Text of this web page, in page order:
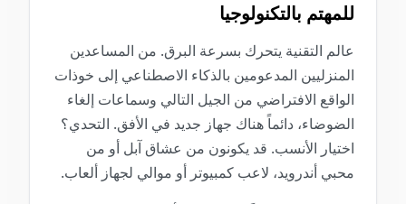
للمهتم بالتكنولوجيا
عالم التقنية يتحرك بسرعة البرق. من المساعدين
المنزليين المدعومين بالذكاء الاصطناعي إلى خوذات
الواقع الافتراضي من الجيل التالي وسماعات إلغاء
الضوضاء، دائماً هناك جهاز جديد في الأفق. التحدي؟
اختيار الأنسب. قد يكونون من عشاق آبل أو من
محبي أندرويد، لاعب كمبيوتر أو موالي لجهاز ألعاب.